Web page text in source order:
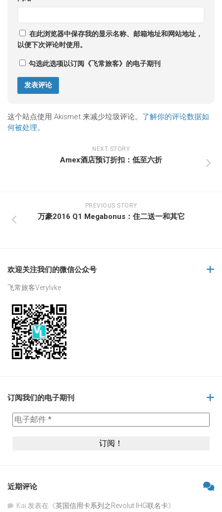
在此浏览器中保存我的显示名称、邮箱地址和网站地址，
以便下次评论时使用。
勾选此选项以订阅《飞常旅客》的电子期刊
这个站点使用 Akismet 来减少垃圾评论。 了解你的评论数据如
何被处理。
NEXT STORY
Amex酒店预订折扣：低至六折
PREVIOUS STORY
万豪2016 Q1 Megabonus：住二送一和其它
欢迎关注我们的微信公众号
飞常旅客Verylvke
订阅我们的电子期刊
近期评论
Kai 发表在《英国信用卡系列之Revolut IHG联名卡》